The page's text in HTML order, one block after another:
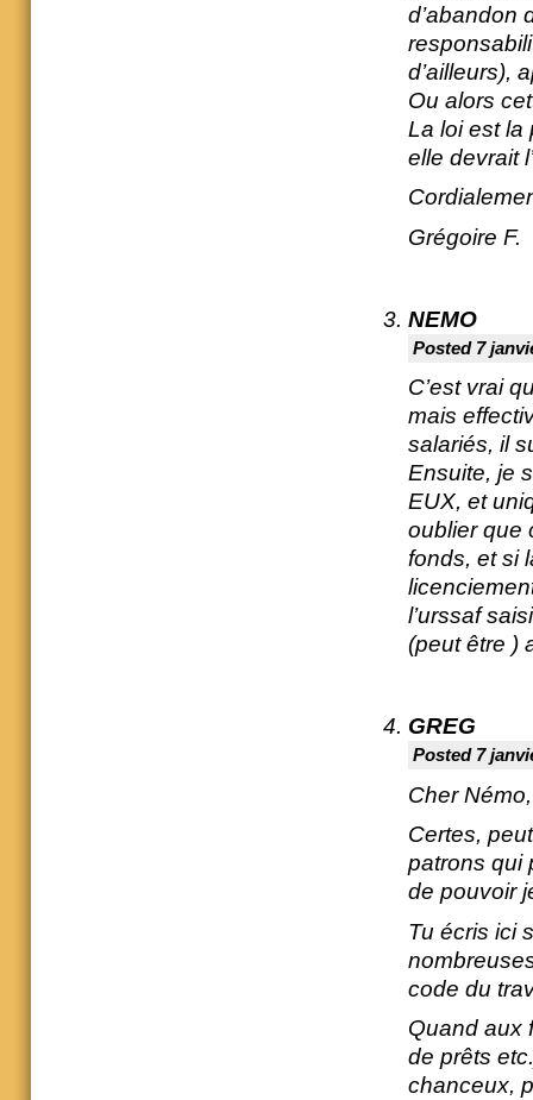
d’abandon
d’ailleurs),
Ou alors
La loi est la
elle devrait
Grégoire F.
NEMO
Posted 7
C’est vrai
mais
salariés, il
Ensuite, je
EUX, et
oublier que
fonds, et si
l’urssaf
(peut être )
GREG
Posted 7
Cher Némo,
Certes,
patrons qui
de pouvoir
Tu écris ici
code du
Quand aux
de prêts
chanceux,